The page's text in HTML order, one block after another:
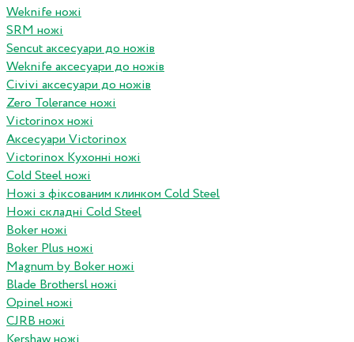
Weknife ножі
SRM ножі
Sencut аксесуари до ножів
Weknife аксесуари до ножів
Civivi аксесуари до ножів
Zero Tolerance ножі
Victorinox ножі
Аксесуари Victorinox
Victorinox Кухонні ножі
Cold Steel ножі
Ножі з фіксованим клинком Cold Steel
Ножі складні Cold Steel
Boker ножі
Boker Plus ножі
Magnum by Boker ножі
Blade Brothersl ножі
Opinel ножі
CJRB ножі